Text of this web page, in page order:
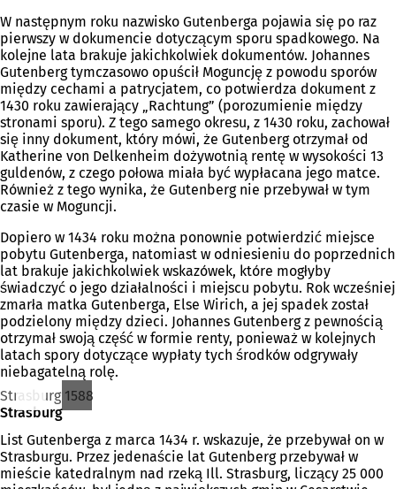
W następnym roku nazwisko Gutenberga pojawia się po raz
pierwszy w dokumencie dotyczącym sporu spadkowego. Na
kolejne lata brakuje jakichkolwiek dokumentów. Johannes
Gutenberg tymczasowo opuścił Moguncję z powodu sporów
między cechami a patrycjatem, co potwierdza dokument z
1430 roku zawierający „Rachtung” (porozumienie między
stronami sporu). Z tego samego okresu, z 1430 roku, zachował
się inny dokument, który mówi, że Gutenberg otrzymał od
Katherine von Delkenheim dożywotnią rentę w wysokości 13
guldenów, z czego połowa miała być wypłacana jego matce.
Również z tego wynika, że Gutenberg nie przebywał w tym
czasie w Moguncji.
Dopiero w 1434 roku można ponownie potwierdzić miejsce
pobytu Gutenberga, natomiast w odniesieniu do poprzednich
lat brakuje jakichkolwiek wskazówek, które mogłyby
świadczyć o jego działalności i miejscu pobytu. Rok wcześniej
zmarła matka Gutenberga, Else Wirich, a jej spadek został
podzielony między dzieci. Johannes Gutenberg z pewnością
otrzymał swoją część w formie renty, ponieważ w kolejnych
latach spory dotyczące wypłaty tych środków odgrywały
niebagatelną rolę.
Strasburg 1588
Strasburg
List Gutenberga z marca 1434 r. wskazuje, że przebywał on w
Strasburgu. Przez jedenaście lat Gutenberg przebywał w
mieście katedralnym nad rzeką Ill. Strasburg, liczący 25 000